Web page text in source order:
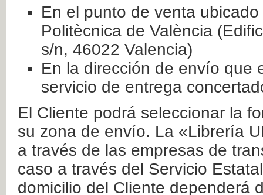
En el punto de venta
Politècnica de València
s/n, 46022 Valencia)
En la dirección de envío que
servicio de entrega
El Cliente podrá seleccionar la
su zona de envío. La «Librería
a través de las empresas de
caso a través del Servicio
domicilio del Cliente dependerá